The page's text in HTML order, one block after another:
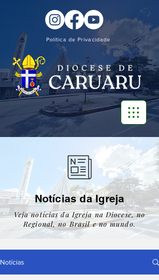
Política de Privacidade
Notícias da Igreja
Veja notícias da Igreja na Diocese, no
Regional, no Brasil e no mundo.
Notícias